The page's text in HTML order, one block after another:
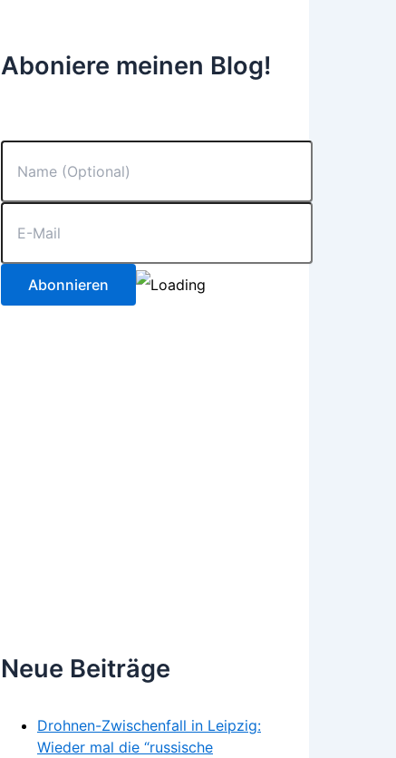
Aboniere meinen Blog!
Neue Beiträge
Drohnen-Zwischenfall in Leipzig:
Wieder mal die “russische